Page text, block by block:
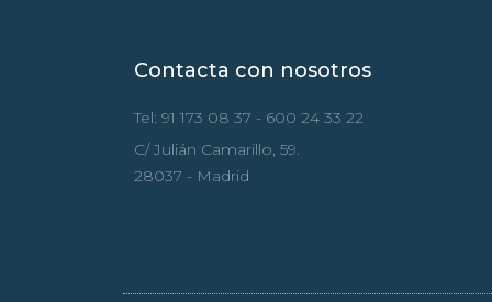
Contacta con nosotros
Tel: 91 173 08 37 - 600 24 33 22
C/ Julián Camarillo, 59.
28037 - Madrid